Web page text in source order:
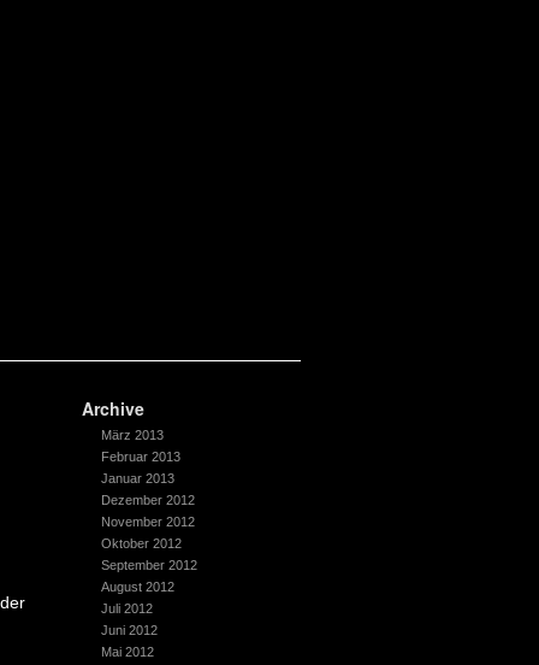
Archive
März 2013
Februar 2013
Januar 2013
Dezember 2012
November 2012
Oktober 2012
September 2012
August 2012
Juli 2012
Juni 2012
Mai 2012